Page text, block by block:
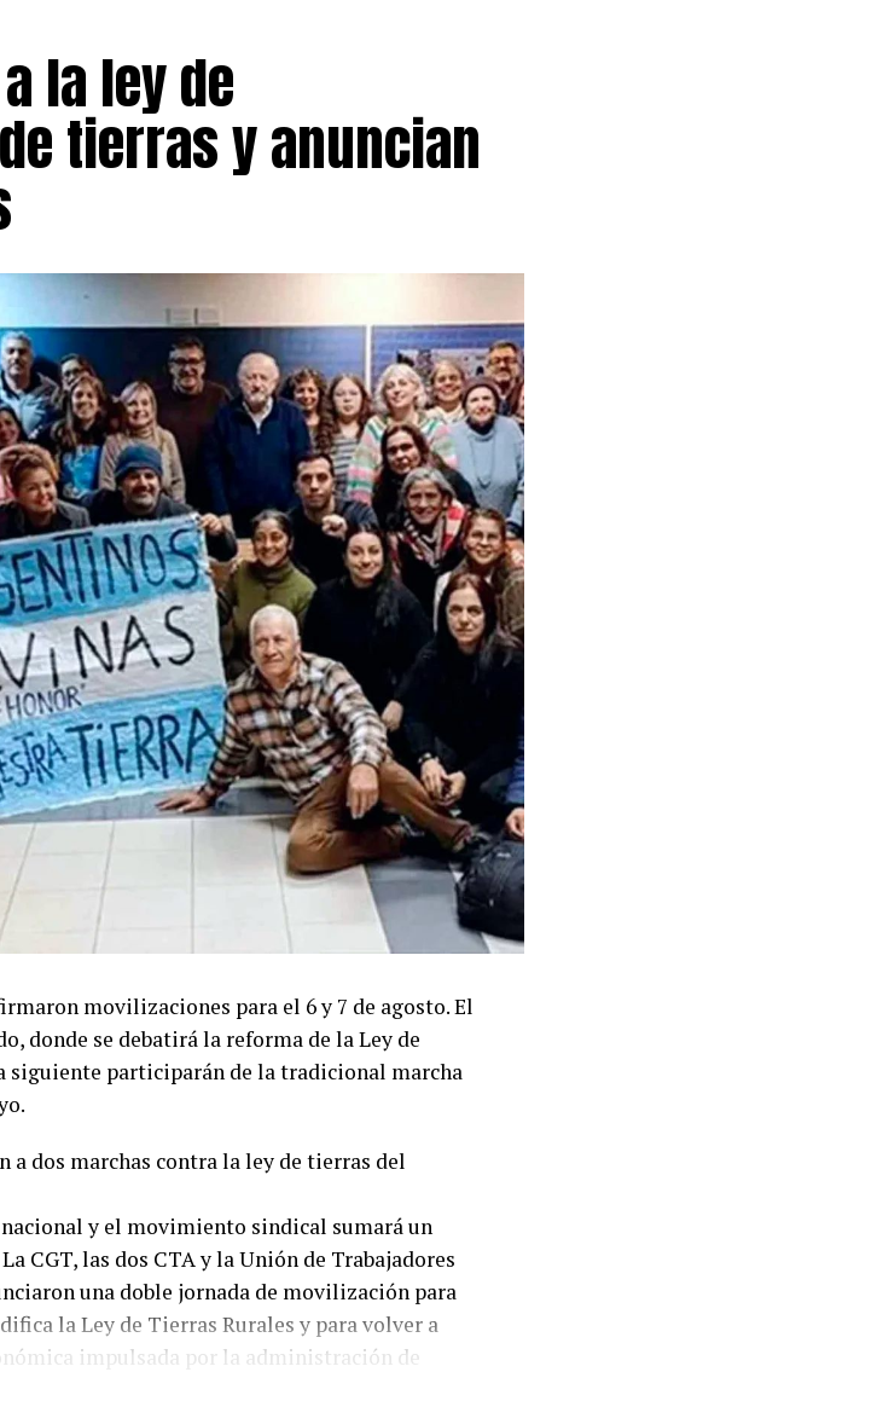
la ley de
tierras y anuncian
movilizaciones para el 6 y 7 de agosto. El
donde se debatirá la reforma de la Ley de
siguiente participarán de la tradicional marcha
a dos marchas contra la ley de tierras del
y el movimiento sindical sumará un
CGT, las dos CTA y la Unión de Trabajadores
una doble jornada de movilización para
la Ley de Tierras Rurales y para volver a
impulsada por la administración de